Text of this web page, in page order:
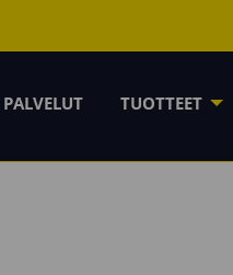
PALVELUT TUOTTEET